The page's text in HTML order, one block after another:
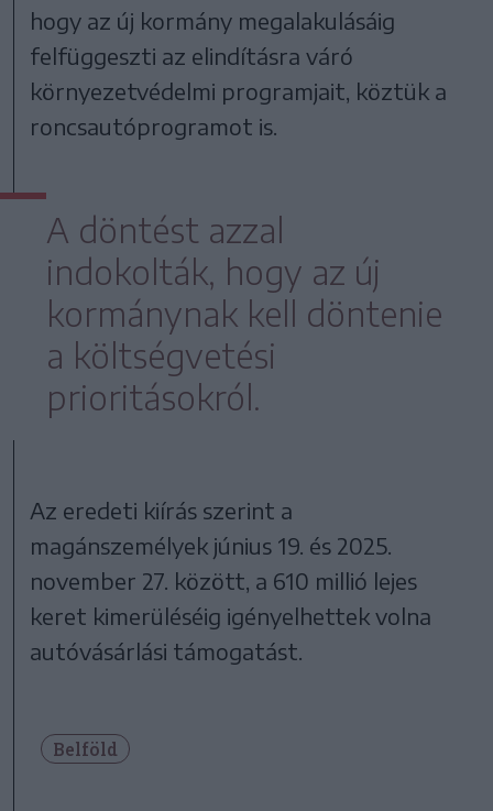
hogy az új kormány megalakulásáig
felfüggeszti az elindításra váró
környezetvédelmi programjait, köztük a
roncsautóprogramot is.
A döntést azzal
indokolták, hogy az új
kormánynak kell döntenie
a költségvetési
prioritásokról.
Az eredeti kiírás szerint a
magánszemélyek június 19. és 2025.
november 27. között, a 610 millió lejes
keret kimerüléséig igényelhettek volna
autóvásárlási támogatást.
Belföld